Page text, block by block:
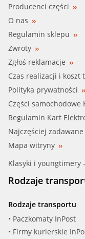
Producenci części
O nas
Regulamin sklepu
Zwroty
Zgłoś reklamacje
Czas realizacji i koszt
Polityka prywatności
Części samochodowe
Regulamin Kart
Najczęściej
Mapa witryny
Klasyki i youngtimery
Rodzaje
Rodzaje transportu
• Paczkomaty InPost
• Firmy kurierskie